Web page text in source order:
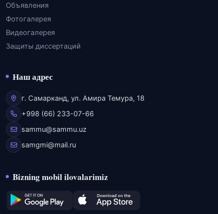
Объявления
Фотогалерея
Видеогалерея
Защиты диссертаций
Наш адрес
г. Самарканд, ул. Амира Темура, 18
+998 (66) 233-07-66
sammu@sammu.uz
samgmi@mail.ru
Bizning mobil ilovalarimiz